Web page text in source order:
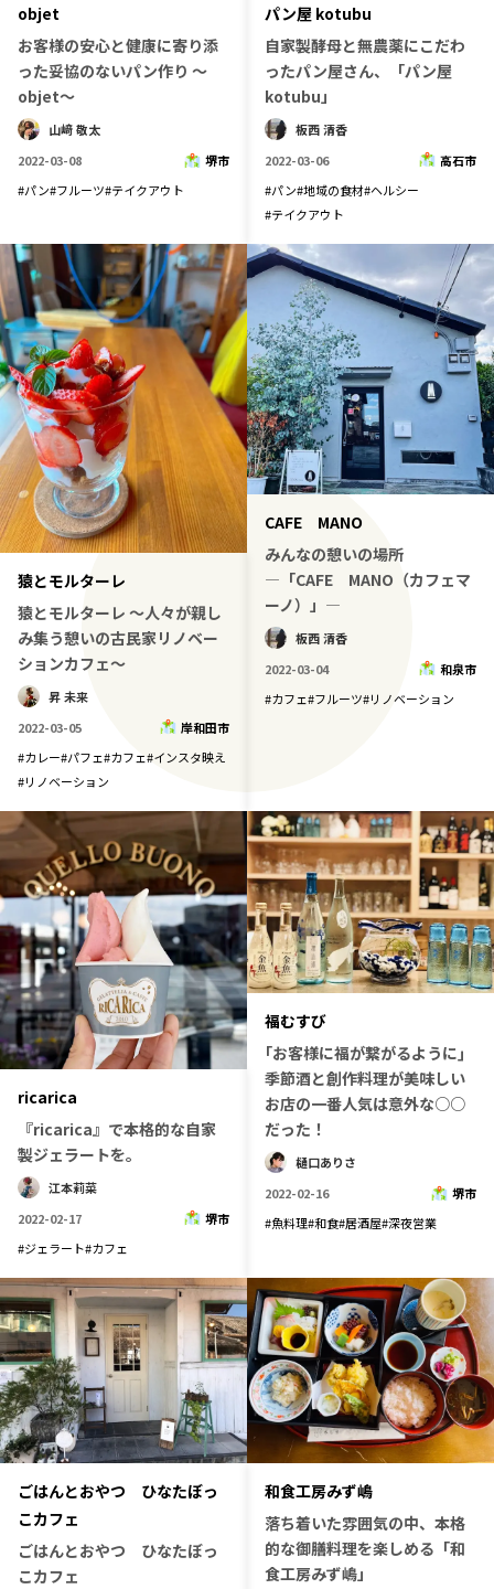
objet
お客様の安心と健康に寄り添
った妥協のないパン作り ～
objet～
山﨑 敬太
2022-03-08
堺市
#パン#フルーツ#テイクアウト
パン屋 kotubu
自家製酵母と無農薬にこだわ
ったパン屋さん、「パン屋
kotubu」
板西 清香
2022-03-06
高石市
#パン#地域の食材#ヘルシー
#テイクアウト
猿とモルターレ
猿とモルターレ 〜人々が親し
み集う憩いの古民家リノベー
ションカフェ〜
昇 未来
2022-03-05
岸和田市
#カレー#パフェ#カフェ#インスタ映え
#リノベーション
CAFE MANO
みんなの憩いの場所
―「CAFE MANO（カフェマ
ーノ）」―
板西 清香
2022-03-04
和泉市
#カフェ#フルーツ#リノベーション
ricarica
『ricarica』で本格的な自家
製ジェラートを。
江本莉菜
2022-02-17
堺市
#ジェラート#カフェ
福むすび
｢お客様に福が繋がるように｣
季節酒と創作料理が美味しい
お店の一番人気は意外な○○
だった！
樋口ありさ
2022-02-16
堺市
#魚料理#和食#居酒屋#深夜営業
ごはんとおやつ ひなたぼっ
こカフェ
ごはんとおやつ ひなたぼっ
こカフェ
和食工房みず嶋
落ち着いた雰囲気の中、本格
的な御膳料理を楽しめる「和
食工房みず嶋」